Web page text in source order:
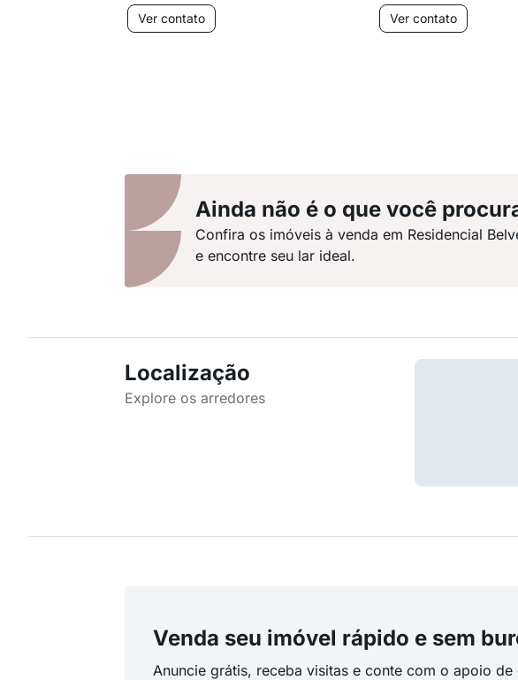
Ver contato Ver contato
Ainda não é o que você
Confira os imóveis à venda em Residencial
e encontre seu lar ideal.
Localização
Explore os arredores
Venda seu imóvel rápido e sem
Anuncie grátis, receba visitas e conte com o apoio de